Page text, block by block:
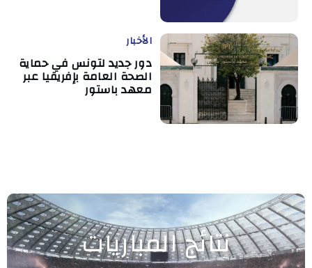
الأخبار
دور جديد لتونس في حماية
الصحة العامة بإفريقيا عبر
معهد باستور
نتائج المباريات